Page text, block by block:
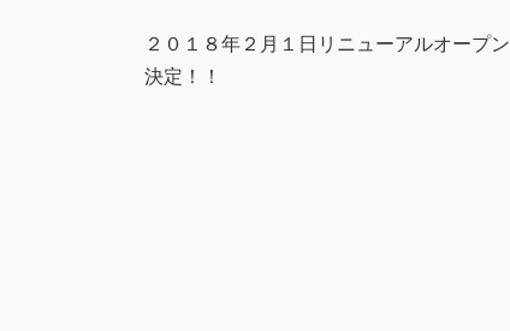
２０１８年２月１日リニューアルオープン
決定！！